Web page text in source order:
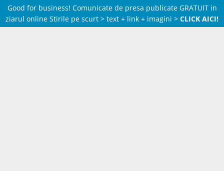
Good for business! Comunicate de presa publicate GRATUIT in
ziarul online Stirile pe scurt > text + link + imagini > CLICK AICI!